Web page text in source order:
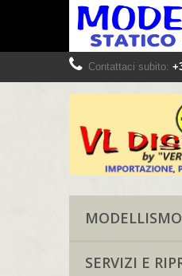
Contattaci subito:
SERVIZI E